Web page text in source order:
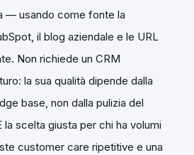
— usando come fonte la
il blog aziendale e le URL
Non richiede un CRM
la sua qualità dipende dalla
base, non dalla pulizia del
scelta giusta per chi ha volumi
customer care ripetitive e una